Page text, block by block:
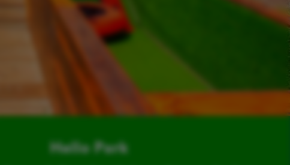
Hello Park